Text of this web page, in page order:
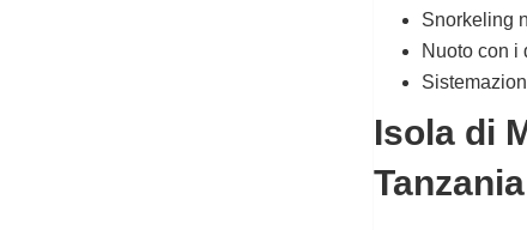
Snorkeling
Nuoto con i
Isola di
Tanzania